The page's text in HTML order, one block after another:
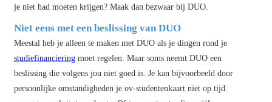
je niet had moeten krijgen? Maak dan bezwaar bij DUO.
Niet eens met een beslissing van DUO
Meestal heb je alleen te maken met DUO als je dingen rond je
studiefinanciering moet regelen. Maar soms neemt DUO een
beslissing die volgens jou niet goed is. Je kan bijvoorbeeld door
persoonlijke omstandigheden je ov-studentenkaart niet op tijd